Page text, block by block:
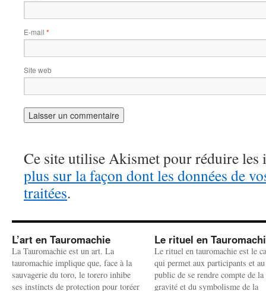
E-mail *
Site web
Ce site utilise Akismet pour réduire les
plus sur la façon dont les données de
traitées.
L’art en Tauromachie
La Tauromachie est un art. La
tauromachie implique que, face à la
sauvagerie du toro, le torero inhibe
ses instincts de protection pour toréer
Le rituel en
Le rituel en tauromachie est le
qui permet aux participants et au
public de se rendre compte de la
gravité et du symbolisme de la